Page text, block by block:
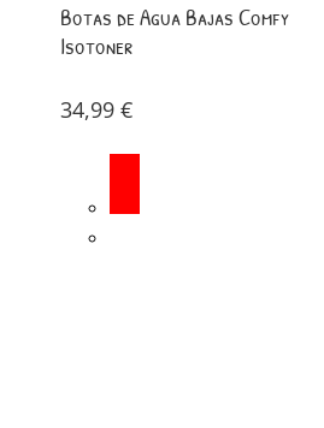
Botas de Agua Bajas Comfy
Isotoner
34,99 €